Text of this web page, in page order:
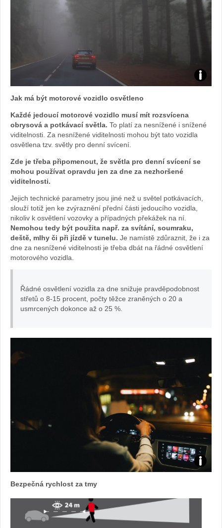
Foto:
webu
Jak má být motorové vozidlo osvětleno
Každé jedoucí motorové vozidlo musí mít rozsvícena
obrysová a potkávací světla. To platí za nesnížené i snížené
viditelnosti. Za nesnížené viditelnosti mohou být tato vozidla
osvětlena tzv. světly pro denní svícení.
Zde je třeba připomenout, že světla pro denní svícení se
mohou používat opravdu jen za dne za nezhoršené
viditelnosti.
Jejich technické parametry jsou jiné než u světel potkávacích,
slouží totiž jen ke zvýraznění přední části jedoucího vozidla,
nikoliv k osvětlení vozovky a případných překážek na ní.
Nemohou tedy být použita např. za svítání, soumraku,
deště, mlhy či při jízdě v tunelu. Je namístě zdůraznit, že i za
dne za nesnížené viditelnosti je třeba dbát na řádné osvětlení
motorového vozidla.
Řádné osvětlení vozidla za dne snižuje pravděpodobnost
střetů o 8-15 procent, počty těžce zraněných o 20 a
usmrcených dokonce až o 25 %.
Foto:
Bezpečná rychlost za tmy